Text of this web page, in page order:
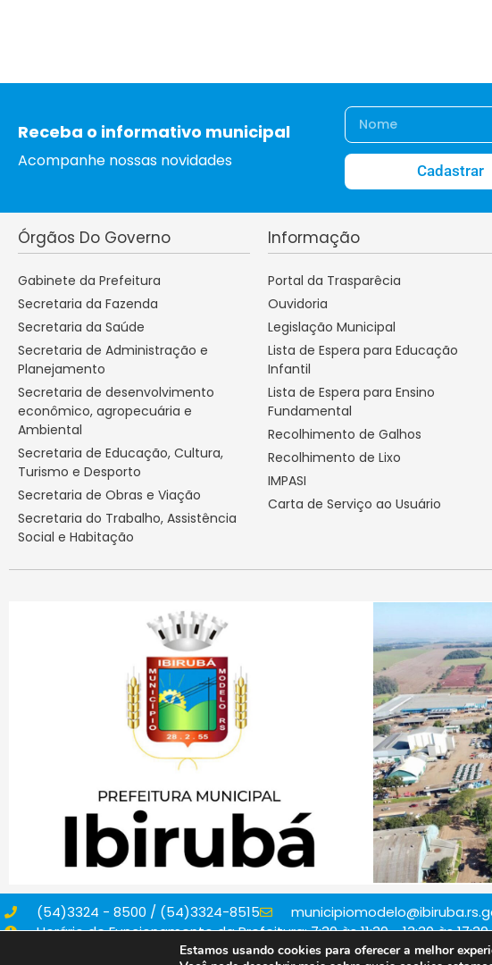
Receba o informativo municipal
Acompanhe nossas novidades
Cadastrar
Órgãos Do Governo
Gabinete da Prefeitura
Secretaria da Fazenda
Secretaria da Saúde
Secretaria de Administração e
Planejamento
Secretaria de desenvolvimento
econômico, agropecuária e
Ambiental
Secretaria de Educação, Cultura,
Turismo e Desporto
Secretaria de Obras e Viação
Secretaria do Trabalho, Assistência
Social e Habitação
Informação
Portal da Trasparêcia
Ouvidoria
Legislação Municipal
Lista de Espera para Educação
Infantil
Lista de Espera para Ensino
Fundamental
Recolhimento de Galhos
Recolhimento de Lixo
IMPASI
Carta de Serviço ao Usuário
(54)3324 - 8500 / (54)3324-8515
Horário de Funcionamento da Prefeitura: 7:30 às 11:30 - 13:30 às 17:30
Estamos usando cookies para oferecer a melhor